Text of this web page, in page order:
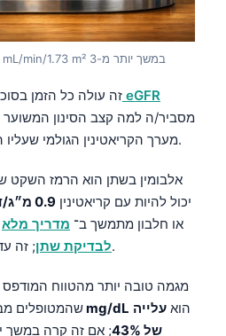
זה עולה כל הזמן פענוח eGFR
מסביר/ה למה קצב הסינון המשוער
מערך הקריאטינין הגולמי שעליו המטופלים נוטים להתמקד.
אלבומין בשתן הוא הרמז השקט
יכול להיות עם קריאטינין 0.9 מ״ג/ד״ל
או חלבון מתמשך ב־ מדריך מלא
לבדיקת שתן; זה עדיין נחשב לפגיעה כלייתית.
מגמה טובה יותר מהטווח המודפס
שהמטופלים0.7 ל־1.0 mg/dL הוא עלייה
של 43%
; אם זה קרה במשך